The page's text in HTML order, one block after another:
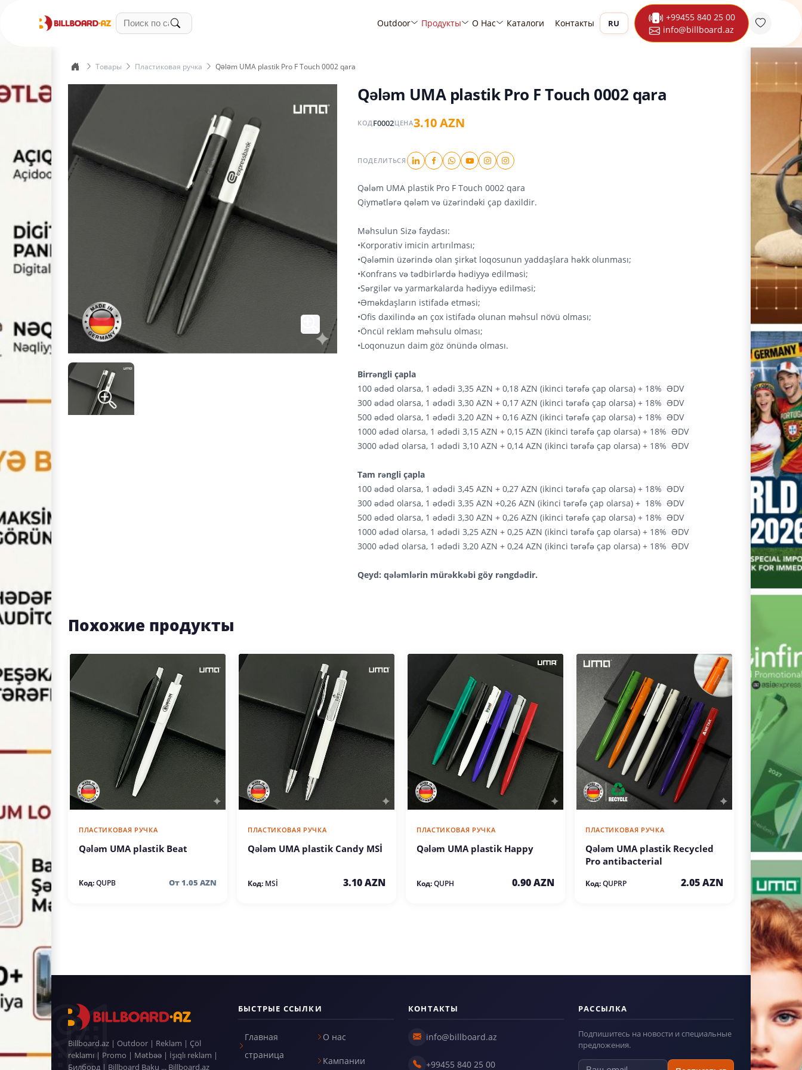
Outdoor Продукты О Нас Каталоги Контакты RU
+99455 840 25 00
info@billboard.az
Товары Пластиковая ручка Qələm UMA plastik Pro F Touch 0002 qara
Qələm UMA plastik Pro F Touch 0002 qara
КОД F0002ЦЕНА3.10 AZN
ПОДЕЛИТЬСЯ
Qələm UMA plastik Pro F Touch 0002 qara
Qiymətlərə qələm və üzərindəki çap daxildir.
Məhsulun Sizə faydası:
•Korporativ imicin artırılması;
•Qələmin üzərində olan şirkət loqosunun yaddaşlara həkk olunması;
•Konfrans və tədbirlərdə hədiyyə edilməsi;
•Sərgilər və yarmarkalarda hədiyyə edilməsi;
•Əməkdaşların istifadə etməsi;
•Ofis daxilində ən çox istifadə olunan məhsul növü olması;
•Öncül reklam məhsulu olması;
•Loqonuzun daim göz önündə olması.
Birrəngli çapla
100 ədəd olarsa, 1 ədədi 3,35 AZN + 0,18 AZN (ikinci tərəfə çap olarsa) + 18% ƏDV
300 ədəd olarsa, 1 ədədi 3,30 AZN + 0,17 AZN (ikinci tərəfə çap olarsa) + 18% ƏDV
500 ədəd olarsa, 1 ədədi 3,20 AZN + 0,16 AZN (ikinci tərəfə çap olarsa) + 18% ƏDV
1000 ədəd olarsa, 1 ədədi 3,15 AZN + 0,15 AZN (ikinci tərəfə çap olarsa) + 18% ƏDV
3000 ədəd olarsa, 1 ədədi 3,10 AZN + 0,14 AZN (ikinci tərəfə çap olarsa) + 18% ƏDV
Tam rəngli çapla
100 ədəd olarsa, 1 ədədi 3,45 AZN + 0,27 AZN (ikinci tərəfə çap olarsa) + 18% ƏDV
300 ədəd olarsa, 1 ədədi 3,35 AZN +0,26 AZN (ikinci tərəfə çap olarsa) + 18% ƏDV
500 ədəd olarsa, 1 ədədi 3,30 AZN + 0,26 AZN (ikinci tərəfə çap olarsa) + 18% ƏDV
1000 ədəd olarsa, 1 ədədi 3,25 AZN + 0,25 AZN (ikinci tərəfə çap olarsa) + 18% ƏDV
3000 ədəd olarsa, 1 ədədi 3,20 AZN + 0,24 AZN (ikinci tərəfə çap olarsa) + 18% ƏDV
Qeyd: qələmlərin mürəkkəbi göy rəngdədir.
Похожие продукты
ПЛАСТИКОВАЯ РУЧКА
Qələm UMA plastik Beat
Код:QUPB От 1.05 AZN
ПЛАСТИКОВАЯ РУЧКА
Qələm UMA plastik Candy MSİ
Код: MSİ 3.10 AZN
ПЛАСТИКОВАЯ РУЧКА
Qələm UMA plastik Happy
Код:QUPH 0.90 AZN
ПЛАСТИКОВАЯ РУЧКА
Qələm UMA plastik Recycled
Pro antibacterial
Код:QUPRP 2.05 AZN
Billboard.az | Outdoor | Reklam | Çöl
reklamı | Promo | Mətbəə | İşıqlı reklam |
Билборд | Billboard Baku ... Billboard.az
БЫСТРЫЕ ССЫЛКИ
Главная
страница
О нас
Кампании
КОНТАКТЫ
info@billboard.az
+99455 840 25 00
РАССЫЛКА
Подпишитесь на новости и специальные
предложения.